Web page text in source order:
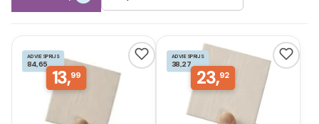
ADVIESPRIJS
84,65
13,99
ADVIESPRIJS
38,27
23,92